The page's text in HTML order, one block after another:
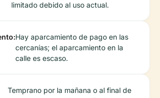
limitado debido al uso actual.
Hay aparcamiento de pago en las
cercanías; el aparcamiento en la
calle es escaso.
Temprano por la mañana o al final de